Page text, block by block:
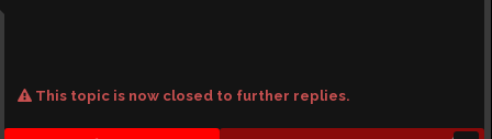
This topic is now closed to further replies.